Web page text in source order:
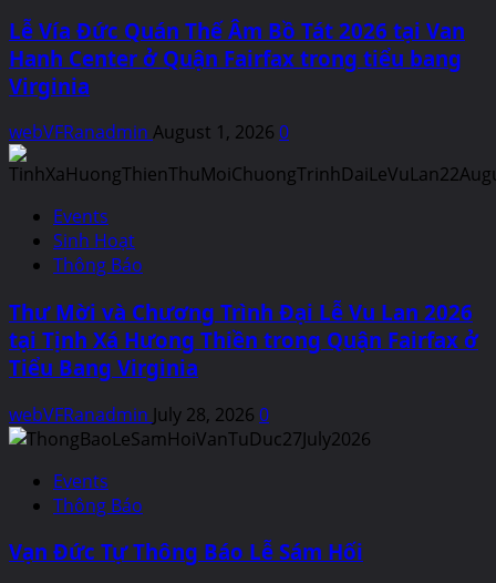
Lễ Vía Đức Quán Thế Âm Bồ Tát 2026 tại Van
Hanh Center ở Quận Fairfax trong tiểu bang
Virginia
webVFRanadmin August 1, 2026 0
Events
Sinh Hoạt
Thông Báo
Thư Mời và Chương Trình Đại Lễ Vu Lan 2026
tại Tịnh Xá Hưong Thiền trong Quận Fairfax ở
Tiểu Bang Virginia
webVFRanadmin July 28, 2026 0
Events
Thông Báo
Vạn Đức Tự Thông Báo Lễ Sám Hối